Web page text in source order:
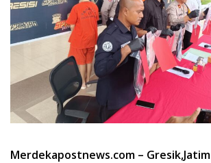
Merdekapostnews.com –